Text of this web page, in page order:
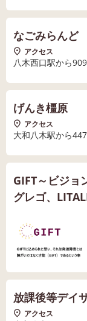
なごみらんど
アクセス
八木西口駅から
げんき橿原
アクセス
大和八木駅から
GIFT～ビジョ
グレゴ、
放課後等デイ
アクセス